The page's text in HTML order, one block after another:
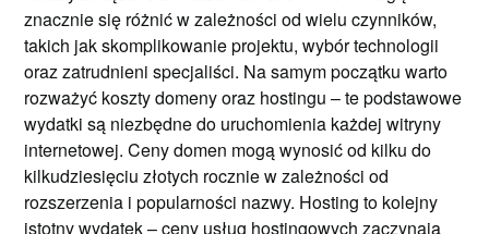
znacznie się różnić w zależności od wielu czynników,
takich jak skomplikowanie projektu, wybór technologii
oraz zatrudnieni specjaliści. Na samym początku warto
rozważyć koszty domeny oraz hostingu – te podstawowe
wydatki są niezbędne do uruchomienia każdej witryny
internetowej. Ceny domen mogą wynosić od kilku do
kilkudziesięciu złotych rocznie w zależności od
rozszerzenia i popularności nazwy. Hosting to kolejny
istotny wydatek – ceny usług hostingowych zaczynają